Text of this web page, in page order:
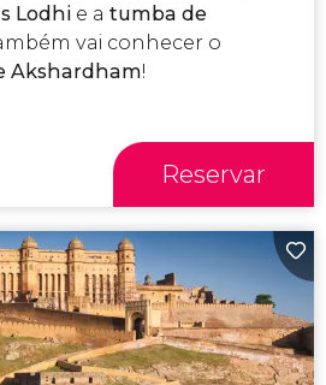
Lodhie a tumba de
vai conhecer o
Akshardham!
Reservar